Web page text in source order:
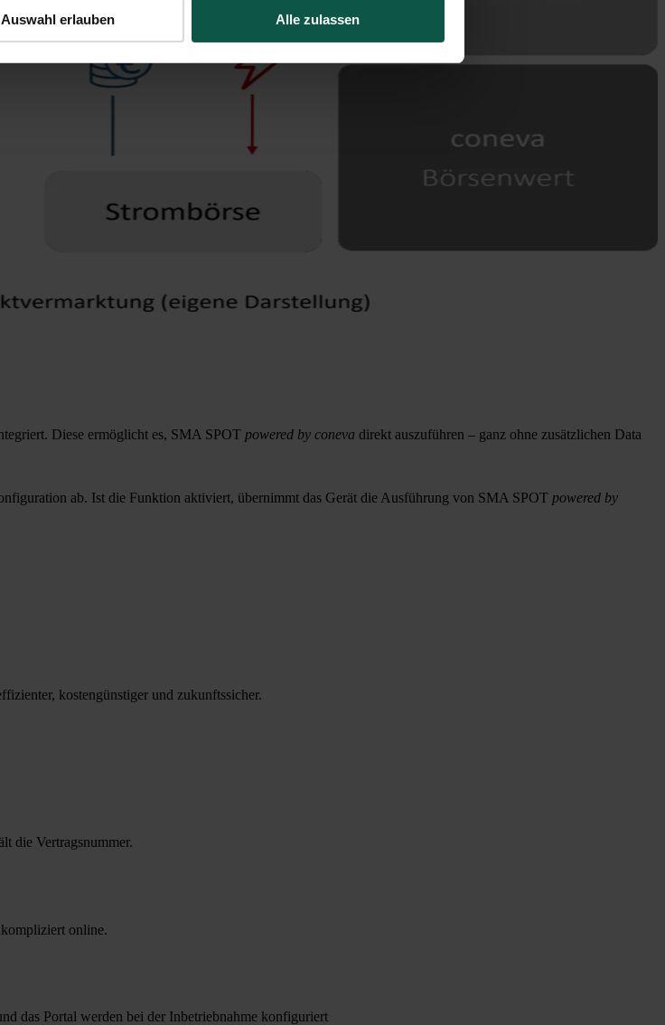
Auswahl erlauben Alle zulassen
Diese ermöglicht es, SMA SPOT powered by coneva direkt auszuführen – ganz ohne zusätzlichen Data
ab. Ist die Funktion aktiviert, übernimmt das Gerät die Ausführung von SMA SPOT powered by
kostengünstiger und zukunftssicher.
die Vertragsnummer.
online.
das Portal werden bei der Inbetriebnahme konfiguriert